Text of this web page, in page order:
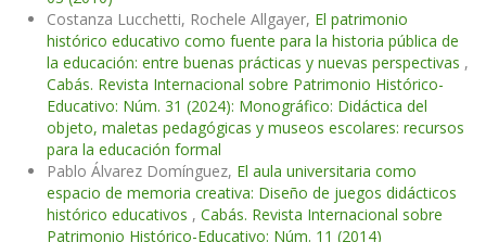
Costanza Lucchetti, Rochele Allgayer, El patrimonio
histórico educativo como fuente para la historia pública de
la educación: entre buenas prácticas y nuevas perspectivas ,
Cabás. Revista Internacional sobre Patrimonio Histórico-
Educativo: Núm. 31 (2024): Monográfico: Didáctica del
objeto, maletas pedagógicas y museos escolares: recursos
para la educación formal
Pablo Álvarez Domínguez, El aula universitaria como
espacio de memoria creativa: Diseño de juegos didácticos
histórico educativos , Cabás. Revista Internacional sobre
Patrimonio Histórico-Educativo: Núm. 11 (2014)